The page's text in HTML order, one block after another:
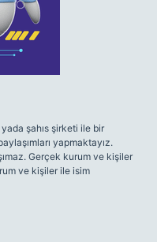
şahıs şirketi ile bir
yapmaktayız.
Gerçek kurum ve kişiler
ve kişiler ile isim